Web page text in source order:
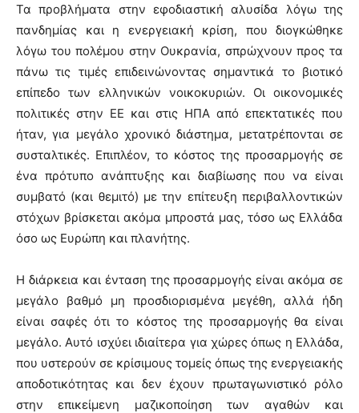
Τα προβλήματα στην εφοδιαστική αλυσίδα λόγω της
πανδημίας και η ενεργειακή κρίση, που διογκώθηκε
λόγω του πολέμου στην Ουκρανία, σπρώχνουν προς τα
πάνω τις τιμές επιδεινώνοντας σημαντικά το βιοτικό
επίπεδο των ελληνικών νοικοκυριών. Οι οικονομικές
πολιτικές στην ΕΕ και στις ΗΠΑ από επεκτατικές που
ήταν, για μεγάλο χρονικό διάστημα, μετατρέπονται σε
συσταλτικές. Επιπλέον, το κόστος της προσαρμογής σε
ένα πρότυπο ανάπτυξης και διαβίωσης που να είναι
συμβατό (και θεμιτό) με την επίτευξη περιβαλλοντικών
στόχων βρίσκεται ακόμα μπροστά μας, τόσο ως Ελλάδα
όσο ως Ευρώπη και πλανήτης.
Η διάρκεια και ένταση της προσαρμογής είναι ακόμα σε
μεγάλο βαθμό μη προσδιορισμένα μεγέθη, αλλά ήδη
είναι σαφές ότι το κόστος της προσαρμογής θα είναι
μεγάλο. Αυτό ισχύει ιδιαίτερα για χώρες όπως η Ελλάδα,
που υστερούν σε κρίσιμους τομείς όπως της ενεργειακής
αποδοτικότητας και δεν έχουν πρωταγωνιστικό ρόλο
στην επικείμενη μαζικοποίηση των αγαθών και